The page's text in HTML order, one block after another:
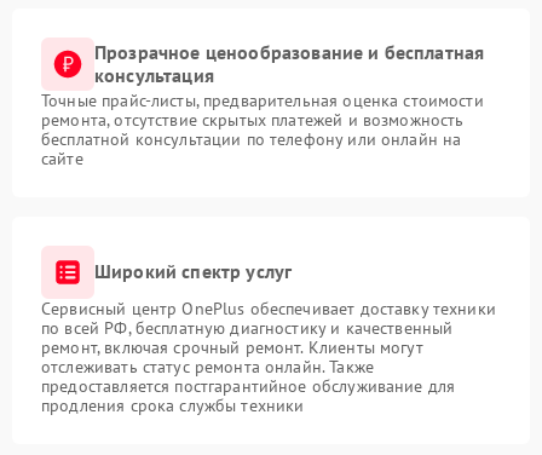
Прозрачное ценообразование и бесплатная
консультация
Точные прайс-листы, предварительная оценка стоимости
ремонта, отсутствие скрытых платежей и возможность
бесплатной консультации по телефону или онлайн на
сайте
Широкий спектр услуг
Сервисный центр OnePlus обеспечивает доставку техники
по всей РФ, бесплатную диагностику и качественный
ремонт, включая срочный ремонт. Клиенты могут
отслеживать статус ремонта онлайн. Также
предоставляется постгарантийное обслуживание для
продления срока службы техники